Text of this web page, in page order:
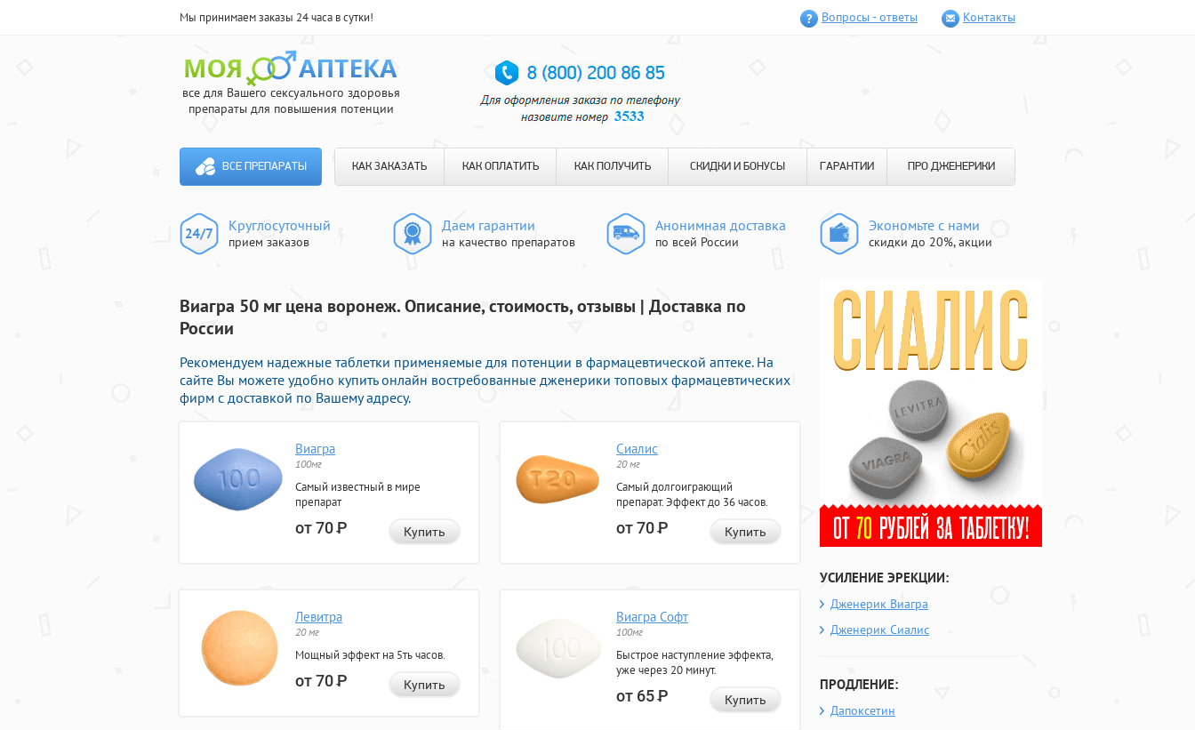
Мы принимаем заказы 24 часа в сутки! Вопросы - ответы Контакты
все для Вашего сексуального здоровья
препараты для повышения потенции
ВСЕ ПРЕПАРАТЫ КАК ЗАКАЗАТЬ КАК ОПЛАТИТЬ КАК ПОЛУЧИТЬ СКИДКИ И БОНУСЫ ГАРАНТИИ ПРО ДЖЕНЕРИКИ
Круглосуточный
прием заказов
Даем гарантии
на качество препаратов
Анонимная доставка
по всей России
Экономьте с нами
скидки до 20%, акции
Виагра 50 мг цена воронеж. Описание, стоимость, отзывы | Доставка по
России
Рекомендуем надежные таблетки применяемые для потенции в фармацевтической аптеке. На
сайте Вы можете удобно купить онлайн востребованные дженерики топовых фармацевтических
фирм с доставкой по Вашему адресу.
Виагра
100мг
Самый известный в мире
препарат
от 70Р Купить
Сиалис
20 мг
Самый долгоиграющий
препарат. Эффект до 36 часов.
от 70Р Купить
Левитра
20 мг
Мощный эффект на 5ть часов.
от 70Р Купить
Виагра Софт
100мг
Быстрое наступление эффекта,
уже через 20 минут.
от 65Р Купить
УСИЛЕНИЕ ЭРЕКЦИИ:
Дженерик Виагра
Дженерик Сиалис
ПРОДЛЕНИЕ:
Дапоксетин